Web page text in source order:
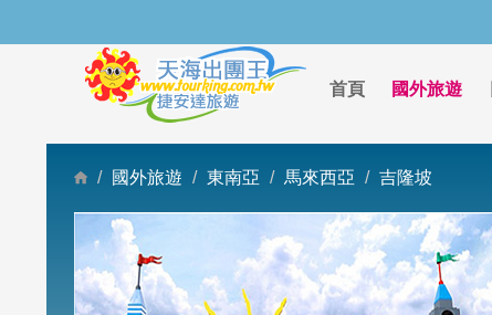
首頁 國外旅遊
國外旅遊 東南亞 馬來西亞 吉隆坡